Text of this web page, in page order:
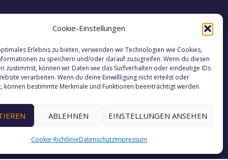
Cookie-Einstellungen
Erlebnis zu bieten, verwenden wir Technologien wie Cookies,
zu speichern und/oder darauf zuzugreifen. Wenn du diesen
zustimmst, können wir Daten wie das Surfverhalten oder eindeutige IDs
verarbeiten. Wenn du deine Einwillligung nicht erteilst oder
können bestimmte Merkmale und Funktionen beeinträchtigt werden.
ABLEHNEN EINSTELLUNGEN ANSEHEN
Cookie-RichtlinieDatenschutzImpressum
Empfangist zu folgenden Zeiten für
bis donnerstags:
Uhr